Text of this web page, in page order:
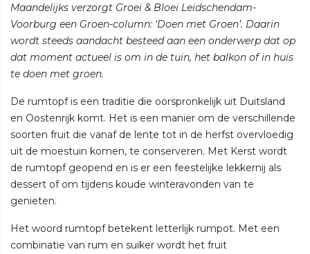
Maandelijks verzorgt Groei & Bloei Leidschendam-
Voorburg een Groen-column: ‘Doen met Groen’. Daarin
wordt steeds aandacht besteed aan een onderwerp dat op
dat moment actueel is om in de tuin, het balkon of in huis
te doen met groen.
De rumtopf is een traditie die oorspronkelijk uit Duitsland
en Oostenrijk komt. Het is een manier om de verschillende
soorten fruit die vanaf de lente tot in de herfst overvloedig
uit de moestuin komen, te conserveren. Met Kerst wordt
de rumtopf geopend en is er een feestelijke lekkernij als
dessert of om tijdens koude winteravonden van te
genieten.
Het woord rumtopf betekent letterlijk rumpot. Met een
combinatie van rum en suiker wordt het fruit